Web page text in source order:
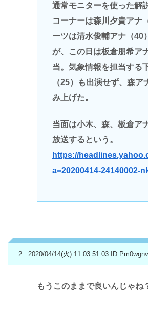
通常モニターを使った解
コーナーは森川夕貴アナ
ーツは清水俊輔アナ（40
が、この日は板倉朋希ア
当。気象情報を担当する
（25）も出演せず、森ア
み上げた。
当面は小木、森、板倉ア
放送するという。
https://
a=20200414-24140002-
2 : 2020/04/14(火) 11:03:51.03
もうこのままで良いんじゃね